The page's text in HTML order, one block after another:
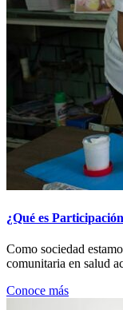
¿Qué es
Como sociedad
comunitaria en salud
Conoce más